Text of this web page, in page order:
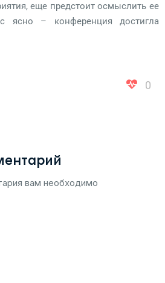
еще предстоит осмыслить ее
ясно – конференция достигла
0
вам необходимо